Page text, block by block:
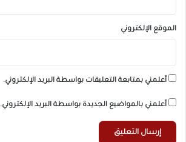
الموقع الإلكتروني
أعلمني بمتابعة التعليقات بواسطة البريد الإلكتروني.
أعلمني بالمواضيع الجديدة بواسطة البريد الإلكتروني.